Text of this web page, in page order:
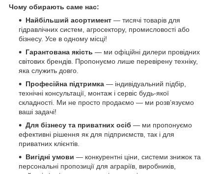
Чому обирають саме нас:
Найбільший асортимент — тисячі товарів для
гідравлічних систем, агросектору, промисловості або
бізнесу. Усе в одному місці!
Гарантована якість — ми офіційні дилери провідних
світових брендів. Пропонуємо лише перевірену техніку,
яка служить довго.
Професійна підтримка — індивідуальний підбір,
технічні консультації, монтаж і сервіс будь-якої
складності. Ми не просто продаємо — ми розв’язуємо
ваші задачі!
Для бізнесу та приватних осіб — ми пропонуємо
ефективні рішення як для підприємств, так і для
приватних клієнтів.
Вигідні умови — конкурентні ціни, системи знижок та
персональні пропозиції для аграріїв, виробників,